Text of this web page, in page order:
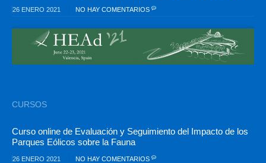
26 ENERO 2021 NO HAY COMENTARIOS
CURSOS
Curso online de Evaluación y Seguimiento del Impacto de los
Parques Eólicos sobre la Fauna
26 ENERO 2021 NO HAY COMENTARIOS